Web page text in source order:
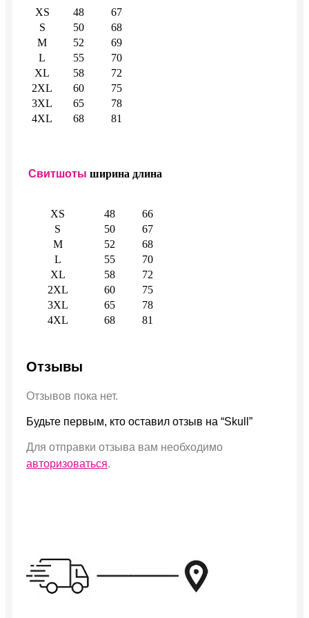
XS 48
67
S
50
68
M
52
69
L
55
70
XL
58
72
2XL
60
75
3XL
65
78
4XL
68 81
Свитшоты ширина длина
XS 48
66
S
50
67
M
52
68
L
55
70
XL
58
72
2XL
60
75
3XL
65
78
4XL
68 81
Отзывы
Отзывов пока нет.
Будьте первым, кто оставил отзыв на “Skull”
Для отправки отзыва вам необходимо
авторизоваться.